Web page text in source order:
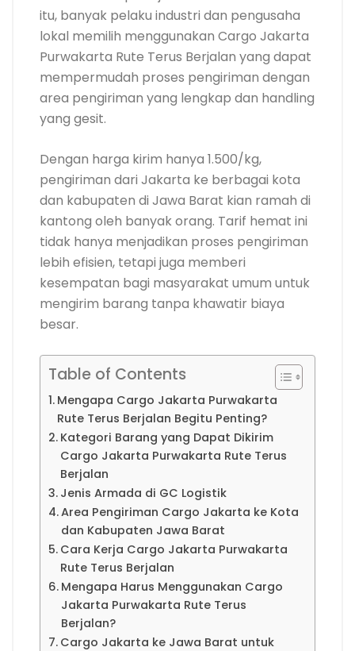
itu, banyak pelaku industri dan pengusaha
lokal memilih menggunakan Cargo Jakarta
Purwakarta Rute Terus Berjalan yang dapat
mempermudah proses pengiriman dengan
area pengiriman yang lengkap dan handling
yang gesit.
Dengan harga kirim hanya 1.500/kg,
pengiriman dari Jakarta ke berbagai kota
dan kabupaten di Jawa Barat kian ramah di
kantong oleh banyak orang. Tarif hemat ini
tidak hanya menjadikan proses pengiriman
lebih efisien, tetapi juga memberi
kesempatan bagi masyarakat umum untuk
mengirim barang tanpa khawatir biaya
besar.
Table of Contents
Mengapa Cargo Jakarta Purwakarta
Rute Terus Berjalan Begitu Penting?
Kategori Barang yang Dapat Dikirim
Cargo Jakarta Purwakarta Rute Terus
Berjalan
Jenis Armada di GC Logistik
Area Pengiriman Cargo Jakarta ke Kota
dan Kabupaten Jawa Barat
Cara Kerja Cargo Jakarta Purwakarta
Rute Terus Berjalan
Mengapa Harus Menggunakan Cargo
Jakarta Purwakarta Rute Terus
Berjalan?
Cargo Jakarta ke Jawa Barat untuk